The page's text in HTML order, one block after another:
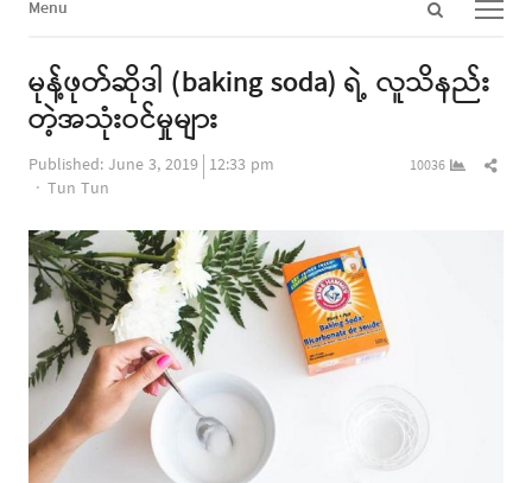
panel
Menu
Menu
မုန့်ဖုတ်ဆိုဒါ (baking soda) ရဲ့ လူသိနည်း
တဲ့အသုံးဝင်မှုများ
Published:June 3, 2019 12:33 pm
Author
Tun Tun
10036